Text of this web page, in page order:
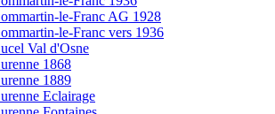
le-Franc AG 1928
le-Franc vers 1936
Val d'Osne
1868
1889
Eclairage